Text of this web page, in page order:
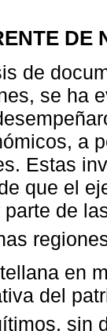
DE
de
se ha
a
Estas
que el
de
en
del
sin